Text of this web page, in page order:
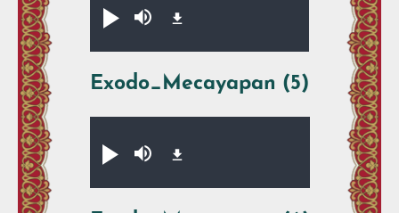
Xikpe̱walti̱y
Silenciar
Exodo_Mecayapan (5)
Xikpe̱walti̱y
Silenciar